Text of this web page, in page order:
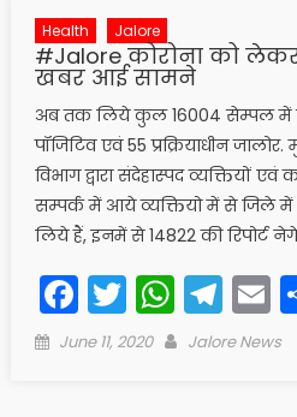
Health Jalore
#Jalore कोरोना को
खबर आई सामने
अब तक लिये कुल 16004 सेम्पल में से
पॉजिटिव एवं 55 प्रक्रियाधीन
विभाग द्वारा संदेहास्पद व्यक्तियों
सम्पर्क में आये व्यक्तियो में से
लिये हैं, इनमें से 14822 की रिपोर्ट
Facebook
Twitter
Posted
June 11, 2020 Author
Jalore News